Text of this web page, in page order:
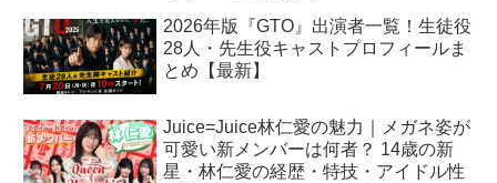
2026年版『GTO』出演者一覧！生徒役
28人・先生役キャストプロフィールま
とめ【最新】
Juice=Juice林仁愛の魅力｜メガネ姿が
可愛い新メンバーは何者？ 14歳の新
星・林仁愛の経歴・特技・アイドル性